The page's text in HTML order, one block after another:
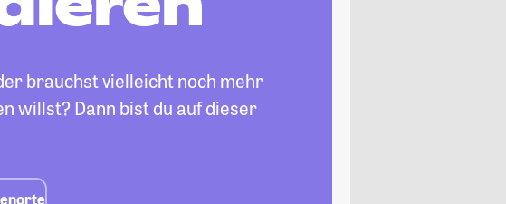
brauchst vielleicht noch mehr
willst? Dann bist du auf dieser